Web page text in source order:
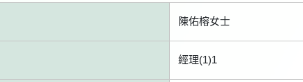
陳佑榕女士
經理(1)1